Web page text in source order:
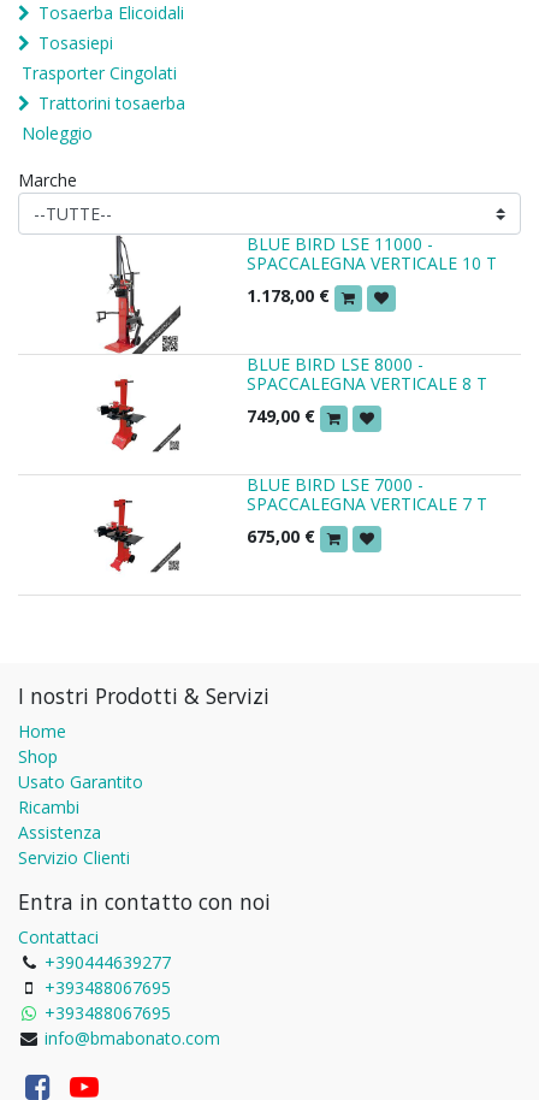
Tosaerba Elicoidali
Tosasiepi
Trasporter Cingolati
Trattorini tosaerba
Noleggio
Marche
BLUE BIRD LSE 11000 -
SPACCALEGNA VERTICALE 10 T
1.178,00 €
BLUE BIRD LSE 8000 -
SPACCALEGNA VERTICALE 8 T
749,00 €
BLUE BIRD LSE 7000 -
SPACCALEGNA VERTICALE 7 T
675,00 €
I nostri Prodotti & Servizi
Home
Shop
Usato Garantito
Ricambi
Assistenza
Servizio Clienti
Entra in contatto con noi
Contattaci
+390444639277
+393488067695
+393488067695
info@bmabonato.com